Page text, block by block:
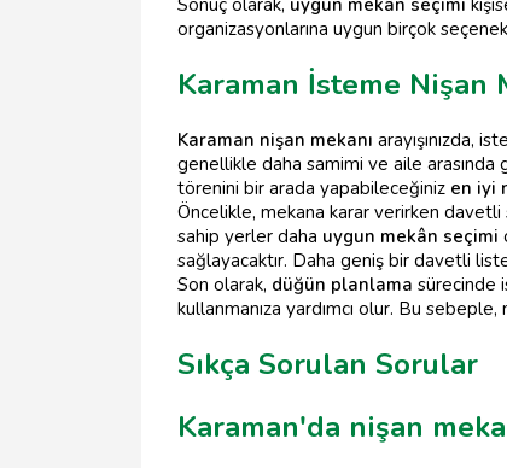
Sonuç olarak, uygun mekân seçimi
organizasyonlarına uygun birçok
Karaman İsteme Nişan
Karaman nişan mekanı arayışınızda,
genellikle daha samimi ve aile arasında
törenini bir arada yapabileceğiniz en iyi
Öncelikle, mekana karar verirken davetli
sahip yerler daha uygun mekân seçimi
sağlayacaktır. Daha geniş bir davetli
Son olarak, düğün planlama sürecinde
kullanmanıza yardımcı olur. Bu
Sıkça Sorulan Sorular
Karaman'da nişan